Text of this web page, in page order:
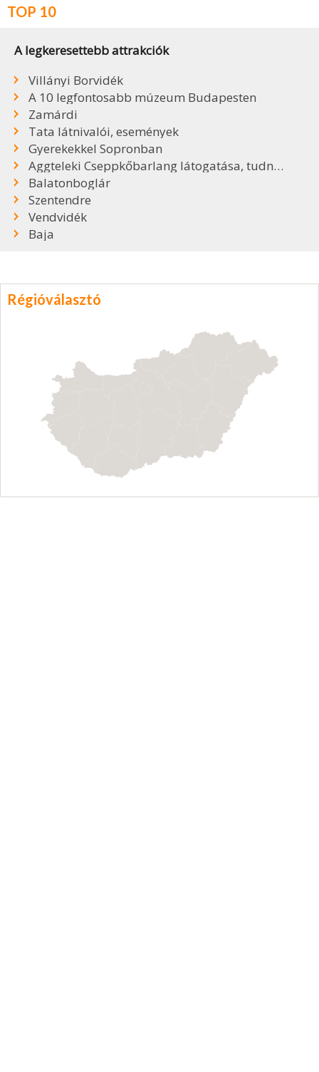
TOP 10
A legkeresettebb attrakciók
Villányi Borvidék
A 10 legfontosabb múzeum Budapesten
Zamárdi
Tata látnivalói, események
Gyerekekkel Sopronban
Aggteleki Cseppkőbarlang látogatása, tudnivalók
Balatonboglár
Szentendre
Vendvidék
Baja
Régióválasztó